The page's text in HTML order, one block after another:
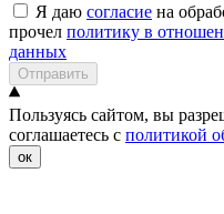
Я даю согласие на
прочел политику в
данных
Отправить
Пользуясь сайтом, вы
соглашаетесь с политикой
ок